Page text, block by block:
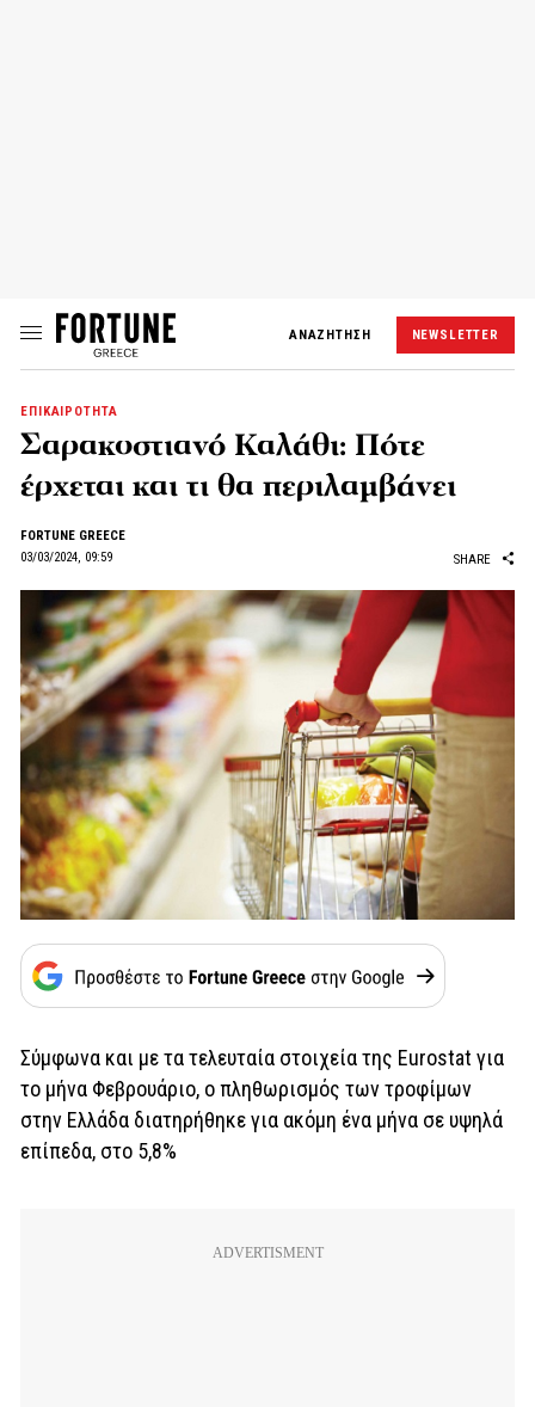
ΑΝΑΖΗΤΗΣΗ NEWSLETTER
ΕΠΙΚΑΙΡΟΤΗΤΑ
Σαρακοστιανό Καλάθι: Πότε
έρχεται και τι θα περιλαμβάνει
FORTUNE GREECE
03/03/2024, 09:59
SHARE
Σύμφωνα και με τα τελευταία στοιχεία της Eurostat για
το μήνα Φεβρουάριο, ο πληθωρισμός των τροφίμων
στην Ελλάδα διατηρήθηκε για ακόμη ένα μήνα σε υψηλά
επίπεδα, στο 5,8%